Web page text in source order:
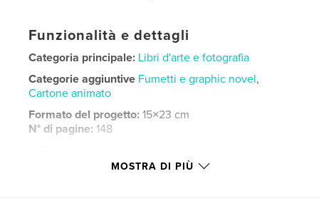
Funzionalità e dettagli
Categoria principale: Libri d'arte e fotografia
Categorie aggiuntive Fumetti e graphic novel,
Cartone animato
Formato del progetto:15×23 cm
N° di pagine: 148
Copertina morbida: 9798331256517
MOSTRA DI PIÙ